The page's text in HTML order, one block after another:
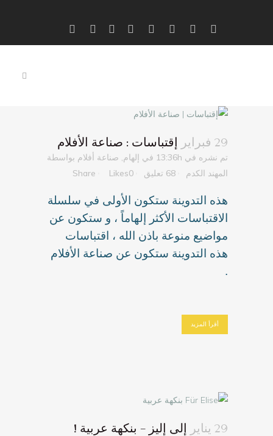
29 فبراير إقتباسات : صناعة الأفلام
تم نشره في 13:36h في إلهام, صناعة أفلام بواسطة
المهند الكدم
68 تعليق 0
Likes
Share
هذه التدوينة ستكون الأولى في سلسلة
الاقتباسات الأكثر إلهاماً ، و ستكون عن
مواضيع منوعة باذن الله ، اقتباسات
هذه التدوينة ستكون عن صناعة الأفلام
.
أقرأ المزيد
29 يناير إلى إليز – بنكهة عربية !